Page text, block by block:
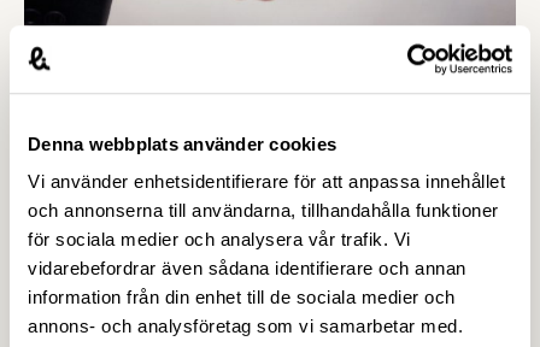
Denna webbplats använder cookies
Vi använder enhetsidentifierare för att anpassa innehållet
och annonserna till användarna, tillhandahålla funktioner
för sociala medier och analysera vår trafik. Vi
vidarebefordrar även sådana identifierare och annan
information från din enhet till de sociala medier och
annons- och analysföretag som vi samarbetar med.
livsmedelsbranschen
Livsmedelsföretagen har den 31 oktober ingått nya
kollektivavtal med både
Livsmedelsarbetareförbundet, vår motpart på
arbetarsidan, och Unionen, Sveriges Ingenjörer
och Ledarna, våra motparter på
tjänstemannasidan. För att förklara avtalens